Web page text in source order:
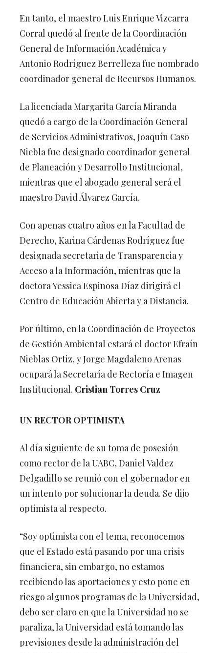
En tanto, el maestro Luis Enrique Vizcarra
Corral quedó al frente de la Coordinación
General de Información Académica y
Antonio Rodríguez Berrelleza fue nombrado
coordinador general de Recursos Humanos.
La licenciada Margarita García Miranda
quedó a cargo de la Coordinación General
de Servicios Administrativos, Joaquín Caso
Niebla fue designado coordinador general
de Planeación y Desarrollo Institucional,
mientras que el abogado general será el
maestro David Álvarez García.
Con apenas cuatro años en la Facultad de
Derecho, Karina Cárdenas Rodríguez fue
designada secretaria de Transparencia y
Acceso a la Información, mientras que la
doctora Yessica Espinosa Díaz dirigirá el
Centro de Educación Abierta y a Distancia.
Por último, en la Coordinación de Proyectos
de Gestión Ambiental estará el doctor Efraín
Nieblas Ortiz, y Jorge Magdaleno Arenas
ocupará la Secretaría de Rectoría e Imagen
Institucional. Cristian Torres Cruz
UN RECTOR OPTIMISTA
Al día siguiente de su toma de posesión
como rector de la UABC, Daniel Valdez
Delgadillo se reunió con el gobernador en
un intento por solucionar la deuda. Se dijo
optimista al respecto.
“Soy optimista con el tema, reconocemos
que el Estado está pasando por una crisis
financiera, sin embargo, no estamos
recibiendo las aportaciones y esto pone en
riesgo algunos programas de la Universidad,
debo ser claro en que la Universidad no se
paraliza, la Universidad está tomando las
previsiones desde la administración del